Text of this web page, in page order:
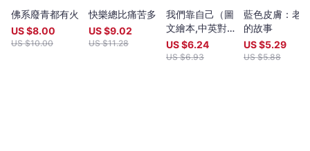
佛系廢青都有火
US $8.00
US $10.00
快樂總比痛苦多
US $9.02
US $11.28
我們靠自己（圖
文繪本,中英對
照）
US $6.24
US $6.93
藍色皮膚：老
的故事
US $5.29
US $5.88